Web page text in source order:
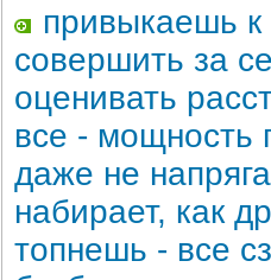
привыкаешь
совершить за
оценивать
все - мощность
даже не
набирает, как
топнешь - все